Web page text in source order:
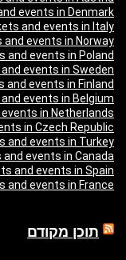
events in Denmark
and events in Italy
and events in Norway
and events in Poland
events in Sweden
and events in Finland
events in Belgium
in Netherlands
in Czech Republic
and events in Turkey
events in Canada
and events in Spain
and events in France
תוכן מקודם